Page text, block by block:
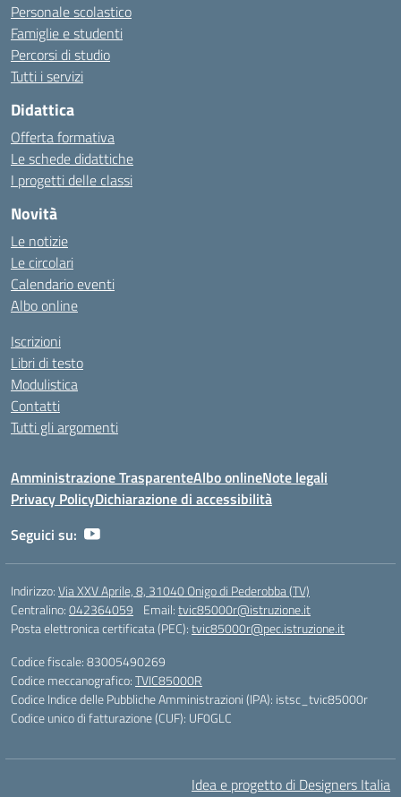
Personale scolastico
Famiglie e studenti
Percorsi di studio
Tutti i servizi
Didattica
Offerta formativa
Le schede didattiche
I progetti delle classi
Novità
Le notizie
Le circolari
Calendario eventi
Albo online
Iscrizioni
Libri di testo
Modulistica
Contatti
Tutti gli argomenti
Amministrazione TrasparenteAlbo onlineNote legali
Privacy PolicyDichiarazione di accessibilità
Seguici su:
Indirizzo:Via XXV Aprile, 8, 31040 Onigo di Pederobba (TV)
Centralino:042364059 Email:tvic85000r@istruzione.it
Posta elettronica certificata (PEC):tvic85000r@pec.istruzione.it
Codice fiscale: 83005490269
Codice meccanografico:TVIC85000R
Codice Indice delle Pubbliche Amministrazioni (IPA): istsc_tvic85000r
Codice unico di fatturazione (CUF): UF0GLC
Idea e progetto di Designers Italia